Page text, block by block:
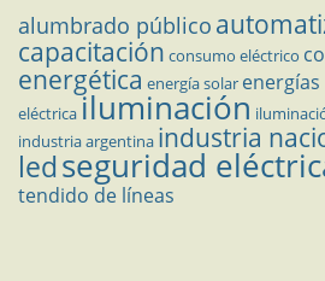
alumbrado público
capacitación consumo eléctrico
energética energía solar
eléctricailuminación
industria argentina industria
ledseguridad
tendido de líneas